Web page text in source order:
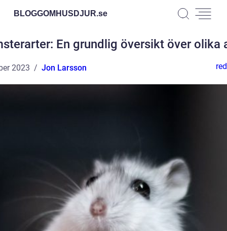
BLOGGOMHUSDJUR.se
En grundlig översikt över olika
2023 Jon Larsson